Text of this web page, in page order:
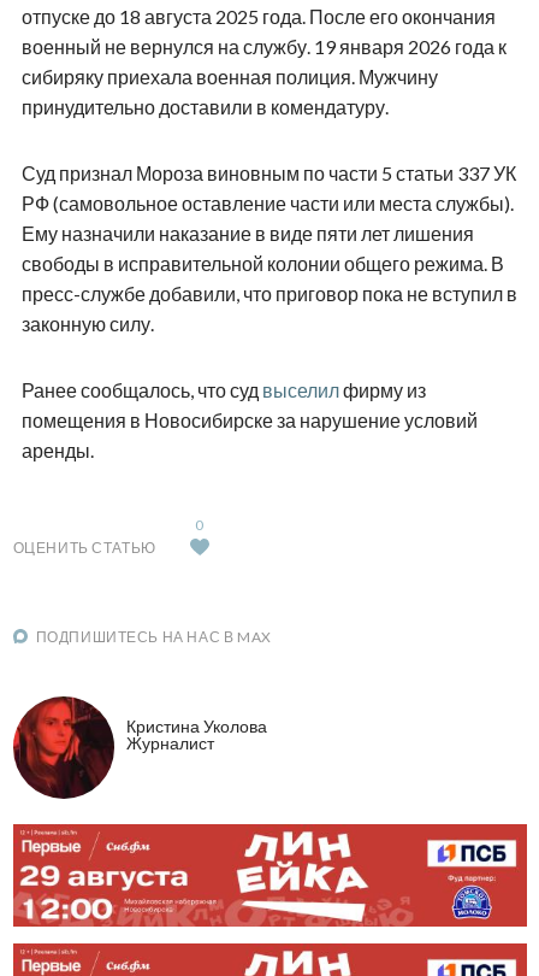
отпуске до 18 августа 2025 года. После его окончания
военный не вернулся на службу. 19 января 2026 года к
сибиряку приехала военная полиция. Мужчину
принудительно доставили в комендатуру.
Суд признал Мороза виновным по части 5 статьи 337 УК
РФ (самовольное оставление части или места службы).
Ему назначили наказание в виде пяти лет лишения
свободы в исправительной колонии общего режима. В
пресс-службе добавили, что приговор пока не вступил в
законную силу.
Ранее сообщалось, что суд выселилфирму из
помещения в Новосибирске за нарушение условий
аренды.
ОЦЕНИТЬ СТАТЬЮ
0
ПОДПИШИТЕСЬ НА НАС В MAX
Кристина Уколова
Журналист